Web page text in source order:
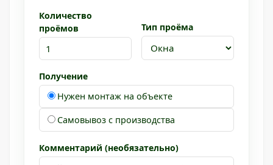
Количество
проёмов
Тип проёма
Получение
Нужен монтаж на объекте
Самовывоз с производства
Комментарий (необязательно)